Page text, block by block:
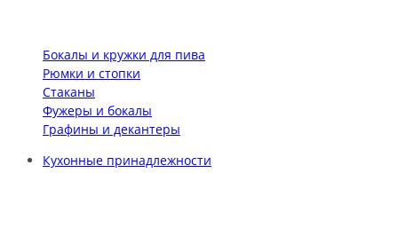
Бокалы и кружки для пива
Рюмки и стопки
Стаканы
Фужеры и бокалы
Графины и декантеры
Кухонные принадлежности